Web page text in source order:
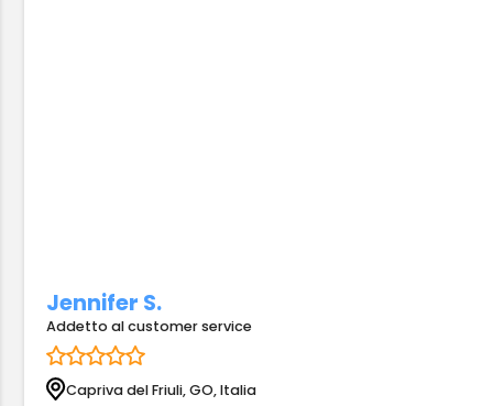
Jennifer S.
Addetto al customer service
Capriva del Friuli, GO, Italia